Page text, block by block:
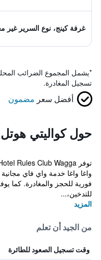
غرفة كينج، نوع السرير غير
*يشمل المجموع الضرائب
تسجيل المغادرة.
أفضل سعر مضمون
حول كواليتي
واغا واغا خدمة واي فاي
فورية للحجز والمغادرة. كما
للتدخين،...
المزيد
من الجيد أن تعلم
وقت تسجيل الصعود للطائرة